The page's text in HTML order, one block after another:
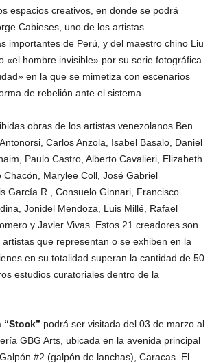
espacios creativos, en donde se podrá
Cabieses, uno de los artistas
importantes de Perú, y del maestro chino Liu
«el hombre invisible» por su serie fotográfica
en la que se mimetiza con escenarios
de rebelión ante el sistema.
obras de los artistas venezolanos Ben
Carlos Anzola, Isabel Basalo, Daniel
Paulo Castro, Alberto Cavalieri, Elizabeth
Chacón, Marylee Coll, José Gabriel
García R., Consuelo Ginnari, Francisco
Jonidel Mendoza, Luis Millé, Rafael
y Javier Vivas. Estos 21 creadores son
que representan o se exhiben en la
en su totalidad superan la cantidad de 50
estudios curatoriales dentro de la
“Stock” podrá ser visitada del 03 de marzo al
GBG Arts, ubicada en la avenida principal
#2 (galpón de lanchas), Caracas. El